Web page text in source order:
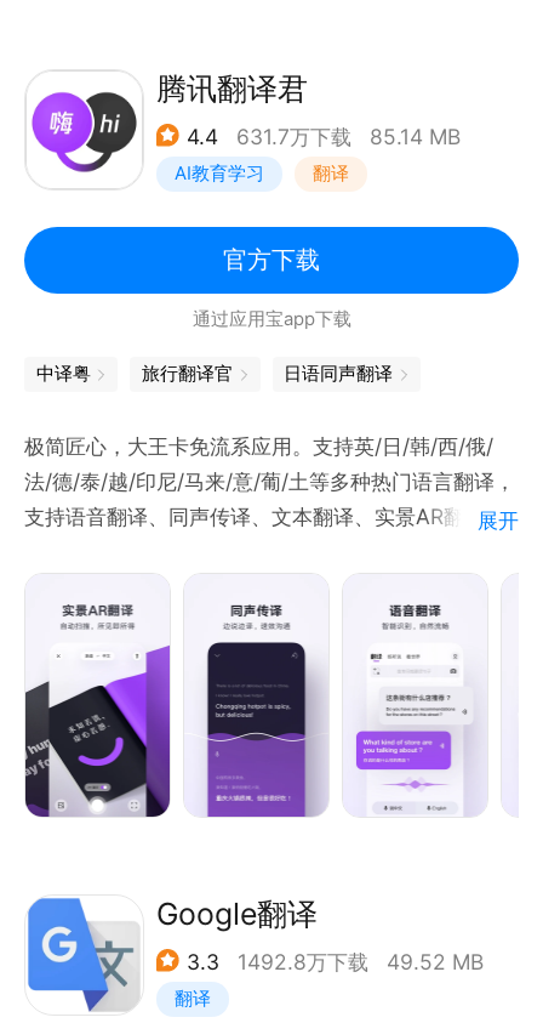
（实时语音翻译，支持中、英、日等21种热门语言的
语音输入）、背单词（“教、学、测”三位一体的背词模
式）、作文批改（格式、语法、拼写三大评分维度智能
纠错与润色，给出修改建议）、语法分析（AI解构英文
句，专业多维度打分和纠错）、英语短视频（趣味学
习）、feed 双语文章、度小译AI助手、AI口语、文档
翻译（支持AI大模型翻译、专业领域模型翻译，支持文
档格式转换）、AI同传、AI论文精翻等。
腾讯翻译君
4.4 631.7万下载 85.14 MB
AI教育学习 翻译
官方下载
通过应用宝app下载
中译粤 旅行翻译官 日语同声翻译
极简匠心，大王卡免流系应用。支持英/日/韩/西/俄/
法/德/泰/越/印尼/马来/意/葡/土等多种热门语言翻译，
支持语音翻译、同声传译、文本翻译、实景AR翻译等
习、出国旅游、日常交流等需求。
更懂国人语言习惯，采用先进的神经网络机器翻译引擎
NMT，BLEU评测和专业人工评测，翻译自然流畅。
【深受亿万用户和业界同行信任】
- 博鳌AI同传技术展示方
【主要功能】
* 语音翻译 | 无需打字，快拿去与歪果友人谈笑风生
吧；
展开
Google翻译
3.3 1492.8万下载 49.52 MB
翻译